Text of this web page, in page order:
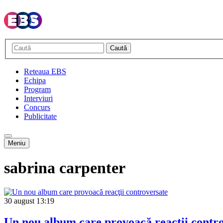
Caută
Reteaua EBS
Echipa
Program
Interviuri
Concurs
Publicitate
Meniu
sabrina carpenter
30 august13:19